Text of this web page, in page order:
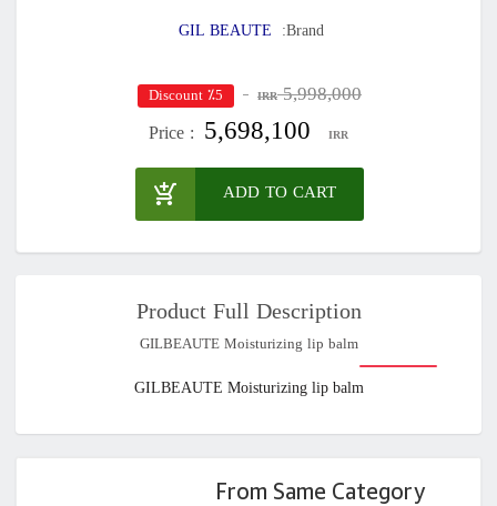
Brand:
GIL BEAUTE
5,998,000
IRR ٪5 Discount
Price : 5,698,100 IRR
ADD TO CART
Product Full Description
GILBEAUTE Moisturizing lip balm
GILBEAUTE Moisturizing lip balm
From Same Category